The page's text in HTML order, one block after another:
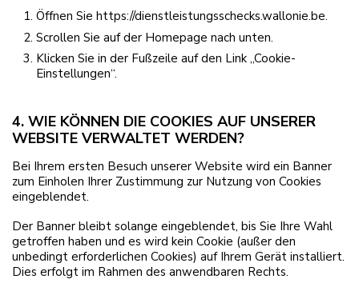
Öffnen Sie https://dienstleistungsschecks.wallonie.be.
Scrollen Sie auf der Homepage nach unten.
Klicken Sie in der Fußzeile auf den Link „Cookie-
Einstellungen“.
4. WIE KÖNNEN DIE COOKIES AUF UNSERER
WEBSITE VERWALTET WERDEN?
Bei Ihrem ersten Besuch unserer Website wird ein Banner
zum Einholen Ihrer Zustimmung zur Nutzung von Cookies
eingeblendet.
Der Banner bleibt solange eingeblendet, bis Sie Ihre Wahl
getroffen haben und es wird kein Cookie (außer den
unbedingt erforderlichen Cookies) auf Ihrem Gerät installiert.
Dies erfolgt im Rahmen des anwendbaren Rechts.